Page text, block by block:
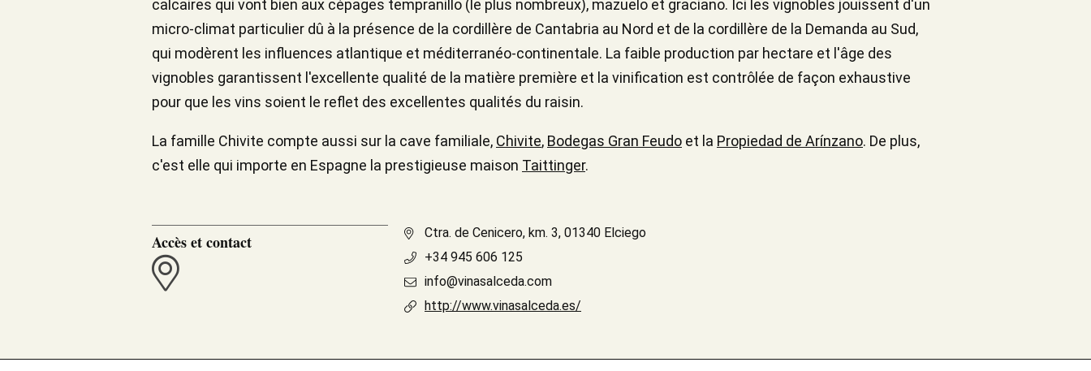
calcaires qui vont bien aux cépages tempranillo (le plus nombreux), mazuelo et graciano. Ici les vignobles jouissent d'un
micro-climat particulier dû à la présence de la cordillère de Cantabria au Nord et de la cordillère de la Demanda au Sud,
qui modèrent les influences atlantique et méditerranéo-continentale. La faible production par hectare et l'âge des
vignobles garantissent l'excellente qualité de la matière première et la vinification est contrôlée de façon exhaustive
pour que les vins soient le reflet des excellentes qualités du raisin.
La famille Chivite compte aussi sur la cave familiale, Chivite, Bodegas Gran Feudo et la Propiedad de Arínzano. De plus,
c'est elle qui importe en Espagne la prestigieuse maison Taittinger.
Accès et contact
Ctra. de Cenicero, km. 3, 01340 Elciego
+34 945 606 125
info@vinasalceda.com
http://www.vinasalceda.es/